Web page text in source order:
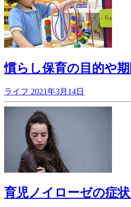
慣らし保育の目的や
ライフ 2021年3月14日
育児ノイローゼの症